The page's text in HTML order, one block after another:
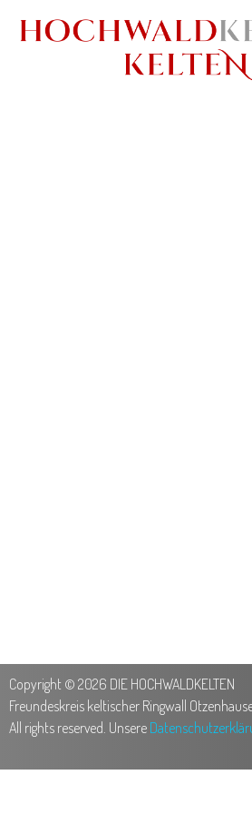
Copyright © 2026 DIE HOCHWALDKELTEN
Freundeskreis keltischer Ringwall
All rights reserved. Unsere